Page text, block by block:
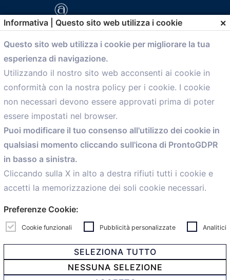
comunicazione@confartigianato.bo.it
Menù
Home
Servizi
Convenzioni
Voce delle Nostre aziende
Informazioni Ex L. 124/2017
News
personalCaf
Informativa | Questo sito web utilizza i cookie ×
Questo sito web utilizza i cookie per migliorare la tua
esperienza di navigazione.
Utilizzando il nostro sito web acconsenti ai cookie in
conformità con la nostra policy per i cookie. I cookie
non necessari devono essere approvati prima di poter
essere impostati nel browser.
Puoi modificare il tuo consenso all'utilizzo dei cookie in
qualsiasi momento cliccando sull'icona di ProntoGDPR
in basso a sinistra.
Cliccando sulla X in alto a destra rifiuti tutti i cookie e
accetti la memorizzazione dei soli cookie necessari.
Preferenze Cookie:
Cookie funzionali Pubblicità personalizzate Analitici
SELEZIONA TUTTO
NESSUNA SELEZIONE